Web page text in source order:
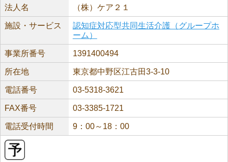
法人名 （株）ケア２１
施設・サービス
認知症対応型共同生活介護（グループホ
ーム）
事業所番号 1391400494
所在地 東京都中野区江古田3-3-10
電話番号 03-5318-3621
FAX番号 03-3385-1721
電話受付時間 9：00～18：00